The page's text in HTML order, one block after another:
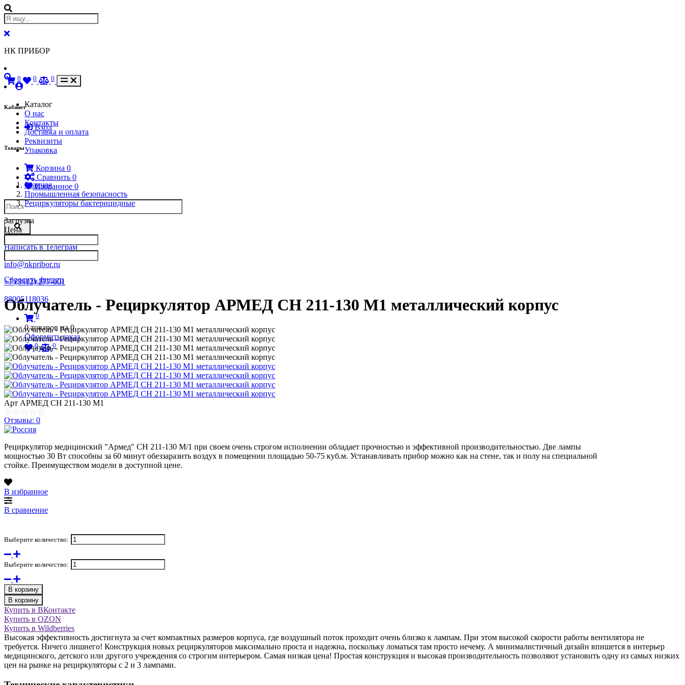
НК ПРИБОР
Кабинет
Вход
Товары
Корзина 0
Сравнить 0
Избранное 0
Написать в Телеграм
info@nkpribor.ru
+7 (3412) 277-001
88005118036
0
0 товаров на0
Оформить заказ
0 0
0 0 0
Каталог
О нас
Контакты
Доставка и оплата
Реквизиты
Упаковка
Главная
Промышленная безопасность
Рециркуляторы бактерицидные
Загрузка
Цена
Сбросить фильтр
Облучатель - Рециркулятор АРМЕД СН 211-130 М1 металлический корпус
Арт АРМЕД СН 211-130 М1
Отзывы: 0
Рециркулятор медицинский "Армед" СН 211-130 М/1 при своем очень строгом исполнении обладает прочностью и эффективной производительностью. Две лампы
мощностью 30 Вт способны за 60 минут обеззаразить воздух в помещении площадью 50-75 куб.м. Устанавливать прибор можно как на стене, так и полу на специальной
стойке. Преимуществом модели в доступной цене.
В избранное
В сравнение
Выберите количество:
Выберите количество:
В корзину
В корзину
Купить в ВКонтакте
Купить в OZON
Купить в Wildberries
Высокая эффективность достигнута за счет компактных размеров корпуса, где воздушный поток проходит очень близко к лампам. При этом высокой скорости работы вентилятора не
требуется. Ничего лишнего! Конструкция новых рециркуляторов максимально проста и надежна, поскольку ломаться там просто нечему. А минималистичный дизайн впишется в интерьер
медицинского, детского или другого учреждения со строгим интерьером. Самая низкая цена! Простая конструкция и высокая производительность позволяют установить одну из самых низких
цен на рынке на рециркуляторы с 2 и 3 лампами.